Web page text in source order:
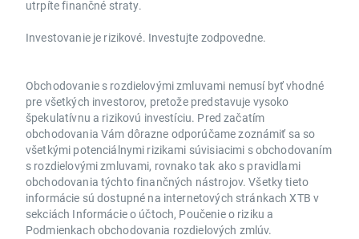
utrpíte finančné straty.
Investovanie je rizikové. Investujte zodpovedne.
Obchodovanie s rozdielovými zmluvami nemusí byť vhodné
pre všetkých investorov, pretože predstavuje vysoko
špekulatívnu a rizikovú investíciu. Pred začatím
obchodovania Vám dôrazne odporúčame zoznámiť sa so
všetkými potenciálnymi rizikami súvisiacimi s obchodovaním
s rozdielovými zmluvami, rovnako tak ako s pravidlami
obchodovania týchto finančných nástrojov. Všetky tieto
informácie sú dostupné na internetových stránkach XTB v
sekciách Informácie o účtoch, Poučenie o riziku a
Podmienkach obchodovania rozdielových zmlúv.